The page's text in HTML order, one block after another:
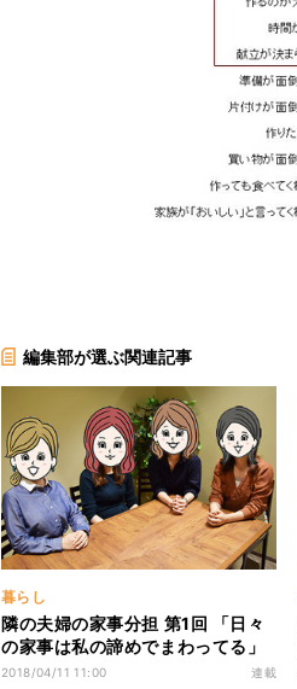
編集部が選ぶ関連記事
暮らし
隣の夫婦の家事分担 第1回 「日々
の家事は私の諦めでまわってる」
共働き妻のホンネ座談会
2018/04/11 11:00 連載